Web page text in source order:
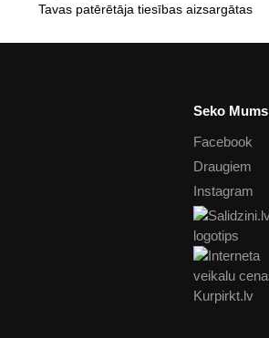
Tavas patērētāja tiesības aizsargātas
Seko Mums
Facebook
Draugiem
Instagram